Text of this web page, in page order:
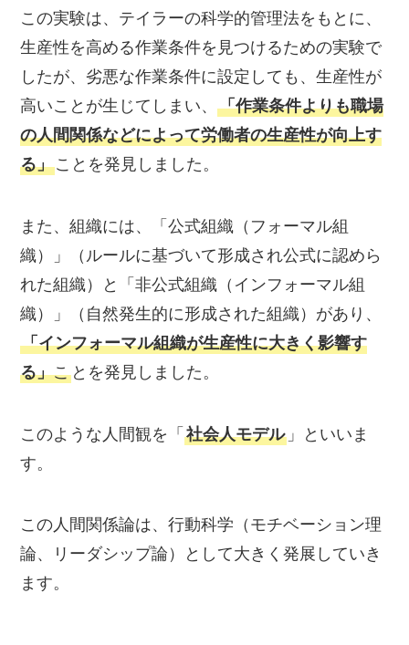
この実験は、テイラーの科学的管理法をもとに、
生産性を高める作業条件を見つけるための実験で
したが、劣悪な作業条件に設定しても、生産性が
高いことが生じてしまい、「作業条件よりも職場
の人間関係などによって労働者の生産性が向上す
る」ことを発見しました。
また、組織には、「公式組織（フォーマル組
織）」（ルールに基づいて形成され公式に認めら
れた組織）と「非公式組織（インフォーマル組
織）」（自然発生的に形成された組織）があり、
「インフォーマル組織が生産性に大きく影響す
る」こ とを発見しました。
このような人間観を「社会人モデル 」といいま
す。
この人間関係論は、行動科学（モチベーション理
論、リーダシップ論）として大きく発展していき
ます。